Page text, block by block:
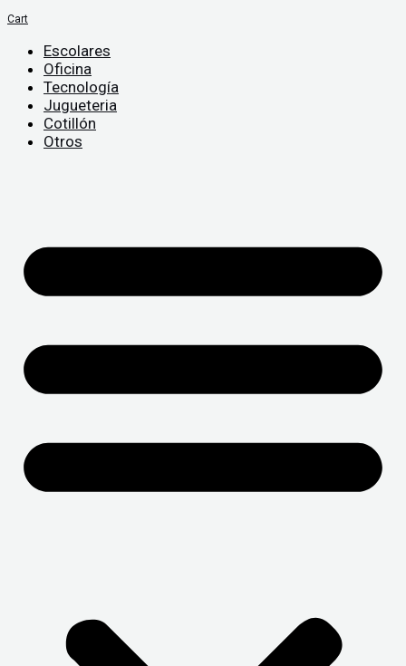
Cart
Escolares
Oficina
Tecnología
Jugueteria
Cotillón
Otros